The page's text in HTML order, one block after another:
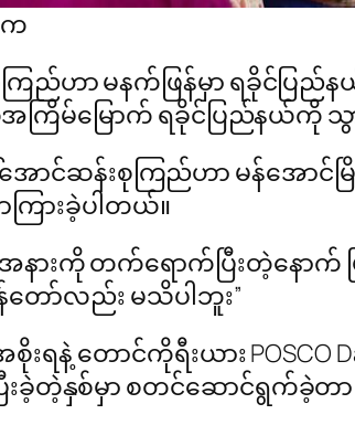
က
ဟာ မနက်ဖြန်မှာ ရခိုင်ပြည်န
မ်မြောက် ရခိုင်ပြည်နယ်ကို သွာ
င်ဆန်းစုကြည်ဟာ မန်အောင်မ
ြားခဲ့ပါတယ်။
းအနားကို တက်ရောက်ပြီးတဲ့နေ
တော်လည်း မသိပါဘူး”
ရနဲ့ တောင်ကိုရီးယား POSCO
းခဲ့တဲ့နှစ်မှာ စတင်ဆောင်ရွက်ခဲ့တာ